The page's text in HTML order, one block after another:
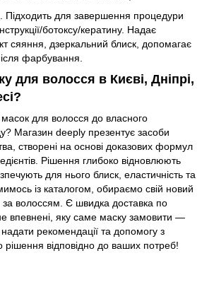
Підходить для завершення процедури
ботоксу/кератину. Надає
сяяння, дзеркальний блиск, допомагає
фарбування.
для волосся в Києві, Дніпрі,
масок для волосся до власного
Магазин deeply презентує засоби
створені на основі доказових формул
Рішення глибоко відновлюють
для нього блиск, еластичність та
із каталогом, обираємо свій новий
за волоссям. Є швидка доставка по
впевнені, яку саме маску замовити —
надати рекомендації та допомогу з
рішення відповідно до ваших потреб!